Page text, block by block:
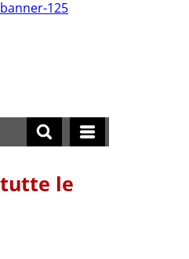
tutte le